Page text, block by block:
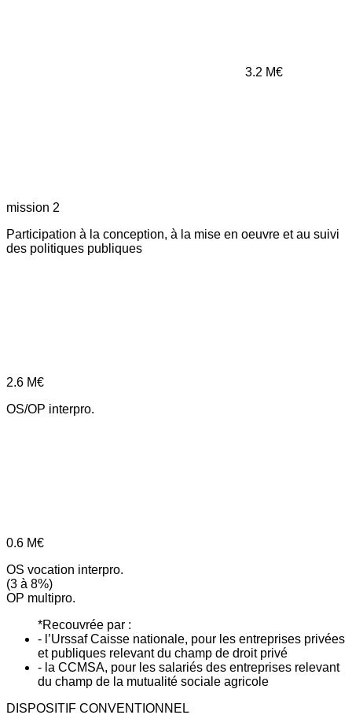
3.2 M€
mission 2
Participation à la conception, à la mise en oeuvre et au suivi
des politiques publiques
2.6 M€
OS/OP interpro.
0.6 M€
OS vocation interpro.
(3 à 8%)
OP multipro.
*Recouvrée par :
- l’Urssaf Caisse nationale, pour les entreprises privées
et publiques relevant du champ de droit privé
- la CCMSA, pour les salariés des entreprises relevant
du champ de la mutualité sociale agricole
DISPOSITIF CONVENTIONNEL